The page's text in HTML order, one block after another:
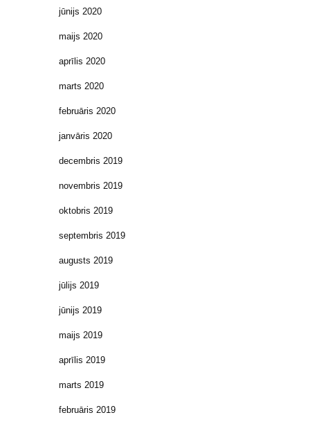
jūnijs 2020
maijs 2020
aprīlis 2020
marts 2020
februāris 2020
janvāris 2020
decembris 2019
novembris 2019
oktobris 2019
septembris 2019
augusts 2019
jūlijs 2019
jūnijs 2019
maijs 2019
aprīlis 2019
marts 2019
februāris 2019